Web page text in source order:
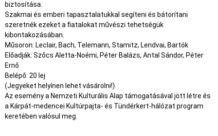
biztosítása.
Szakmai és emberi tapasztalatukkal segíteni és bátorítani
szeretnék ezeket a fiatalokat művészi tehetségük
kibontakozásában.
Műsoron: Leclair, Bach, Telemann, Stamitz, Lendvai, Bartók
Előadják: Szőcs Aletta-Noémi, Péter Balázs, Antal Sándor, Péter
Ernő
Belépő: 20 lej
(Jegyeket helyínen lehet vásárolni!)
Az esemény a Nemzeti Kulturális Alap támogatásával jött létre és
a Kárpát-medencei Kultúrpajta- és Tündérkert-hálózat program
keretében valósul meg.